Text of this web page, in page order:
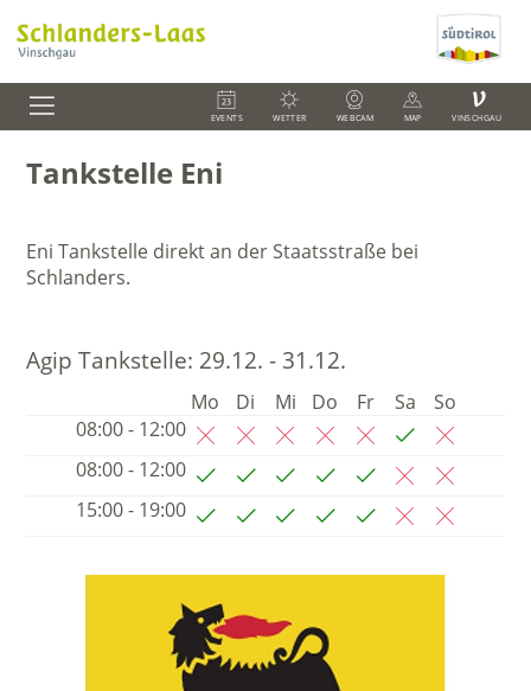
EVENTS WETTER WEBCAM MAP
V
VINSCHGAU
Tankstelle Eni
Eni Tankstelle direkt an der Staatsstraße bei
Schlanders.
Agip Tankstelle: 29.12. - 31.12.
Mo Di Mi Do Fr Sa
So
08:00 - 12:00
08:00 - 12:00
15:00 - 19:00